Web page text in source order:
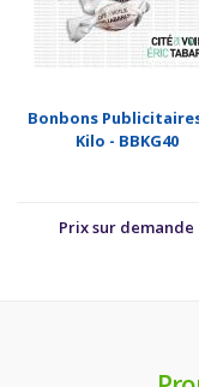
Bonbons
Kilo - BBKG40
Prix sur demande